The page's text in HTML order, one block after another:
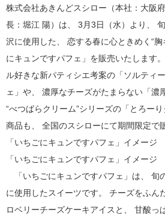
株式会社あきんどスシロー（本社：大阪
長：堀江 陽）は、 3月3日（水）より、
沢に使用した、 恋する春に心ときめく“
にキュンですパフェ」を販売いたします
ル好きな新パティシエ考案の「ソルティ
ェ」や、 濃厚なチーズがたまらない「濃
“べつばらクリーム”シリーズの「とろー
商品も、 全国のスシローにて期間限定で
「いちごにキュンですパフェ」イメージ
「いちごにキュンですパフェ」イメージ
「いちごにキュンですパフェ」は、 旬
に使用したスイーツです。 チーズをふん
ロベリーチーズケーキアイスと、 甘酸っ